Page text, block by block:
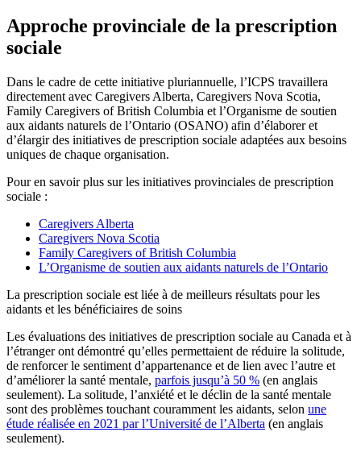
Approche provinciale de la prescription
sociale
Dans le cadre de cette initiative pluriannuelle, l’ICPS travaillera
directement avec Caregivers Alberta, Caregivers Nova Scotia,
Family Caregivers of British Columbia et l’Organisme de soutien
aux aidants naturels de l’Ontario (OSANO) afin d’élaborer et
d’élargir des initiatives de prescription sociale adaptées aux besoins
uniques de chaque organisation.
Pour en savoir plus sur les initiatives provinciales de prescription
sociale :
Caregivers Alberta
Caregivers Nova Scotia
Family Caregivers of British Columbia
L’Organisme de soutien aux aidants naturels de l’Ontario
La prescription sociale est liée à de meilleurs résultats pour les
aidants et les bénéficiaires de soins
Les évaluations des initiatives de prescription sociale au Canada et à
l’étranger ont démontré qu’elles permettaient de réduire la solitude,
de renforcer le sentiment d’appartenance et de lien avec l’autre et
d’améliorer la santé mentale, parfois jusqu’à 50 % (en anglais
seulement). La solitude, l’anxiété et le déclin de la santé mentale
sont des problèmes touchant couramment les aidants, selon une
étude réalisée en 2021 par l’Université de l’Alberta (en anglais
seulement).